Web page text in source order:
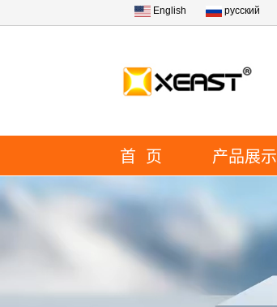
English русский
首 页 产品展示